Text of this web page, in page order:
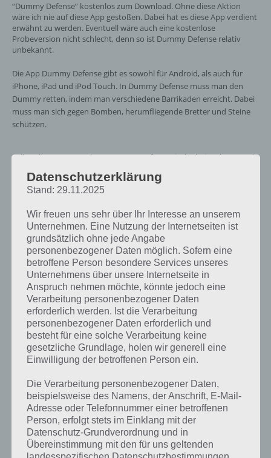
“Dummy Defense” kostenlos zum Download. Ohne diese Aktion
wäre ich nie auf diese App gestoßen. Dabei hat es diese App verdient
erwähnt zu werden. Eventuell wäre auch eine kostenlose
Probeversion nicht schlecht, denn so ist Dummy Defense relativ
unbekannt.
Die App Dummy Defense gibt es sowohl für Android, als auch für
iPhone, iPad und iPod Touch. In Dummy Defense muss man den
Dummy retten, indem man verschiedene Barrikaden erreicht. Dabei
muss man sich gegen Bomben, herumfliegende Bretter und Steine
schützen.
Selbst die ersten Level von Dummy Defense sind relativ schwer und
erst nach ein paar Minuten knobeln erreicht. Dabei gibt es, je
nachdem wieviel Budget man verbraucht hat, 1 bis 3 Sterne je Level.
Zu erwähnen ist auch das tolle Tutorial zu Beginn von Level 1,
welches leicht und verständlich das Spielprinzip erklärt.
Dummy Defense ist für Android im Play Store für 1,54 Euro zu haben
(mehr als 50 Level), für iOS für 0,79 Euro (25 Level) im iTunes App
Store. Dabei sei zu sagen, dass es noch einen In-App-Kauf für iOS
gibt. Das Death Levelpack bringt 32 neue Level mit sich, kostet aber
0,79 Euro. Daher ist auch der Preisunterschied zwischen beiden
Systemen zu erklären. Bei Android ist dieses Pack bereits enthalten.
Datenschutzerklärung
Stand: 29.11.2025
Wir freuen uns sehr über Ihr Interesse an unserem
Unternehmen. Eine Nutzung der Internetseiten ist
grundsätzlich ohne jede Angabe
personenbezogener Daten möglich. Sofern eine
betroffene Person besondere Services unseres
Unternehmens über unsere Internetseite in
Anspruch nehmen möchte, könnte jedoch eine
Verarbeitung personenbezogener Daten
erforderlich werden. Ist die Verarbeitung
personenbezogener Daten erforderlich und
besteht für eine solche Verarbeitung keine
gesetzliche Grundlage, holen wir generell eine
Einwilligung der betroffenen Person ein.
Die Verarbeitung personenbezogener Daten,
beispielsweise des Namens, der Anschrift, E-Mail-
Adresse oder Telefonnummer einer betroffenen
Person, erfolgt stets im Einklang mit der
Datenschutz-Grundverordnung und in
Übereinstimmung mit den für uns geltenden